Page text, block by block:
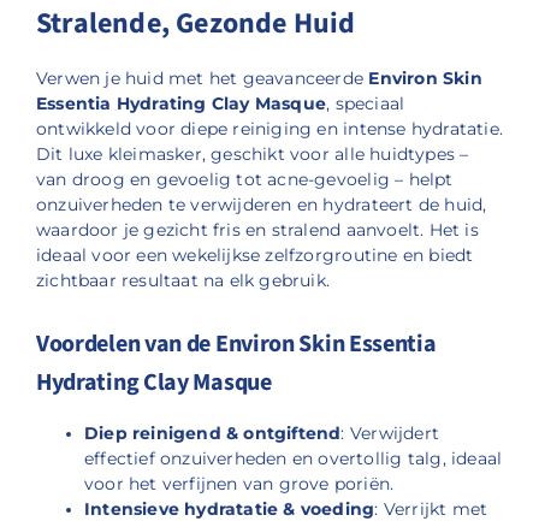
Stralende, Gezonde Huid
Verwen je huid met het geavanceerde Environ Skin
Essentia Hydrating Clay Masque, speciaal
ontwikkeld voor diepe reiniging en intense hydratatie.
Dit luxe kleimasker, geschikt voor alle huidtypes –
van droog en gevoelig tot acne-gevoelig – helpt
onzuiverheden te verwijderen en hydrateert de huid,
waardoor je gezicht fris en stralend aanvoelt. Het is
ideaal voor een wekelijkse zelfzorgroutine en biedt
zichtbaar resultaat na elk gebruik.
Voordelen van de Environ Skin Essentia
Hydrating Clay Masque
Diep reinigend & ontgiftend: Verwijdert
effectief onzuiverheden en overtollig talg, ideaal
voor het verfijnen van grove poriën.
Intensieve hydratatie & voeding: Verrijkt met